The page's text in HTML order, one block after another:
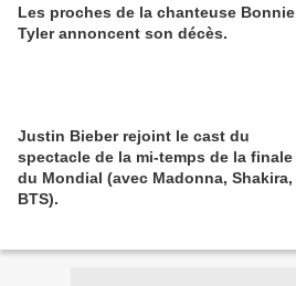
Les proches de la chanteuse Bonnie
Tyler annoncent son décès.
Justin Bieber rejoint le cast du
spectacle de la mi-temps de la finale
du Mondial (avec Madonna, Shakira,
BTS).